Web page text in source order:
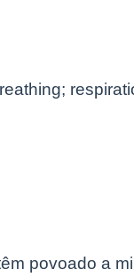
povoado a